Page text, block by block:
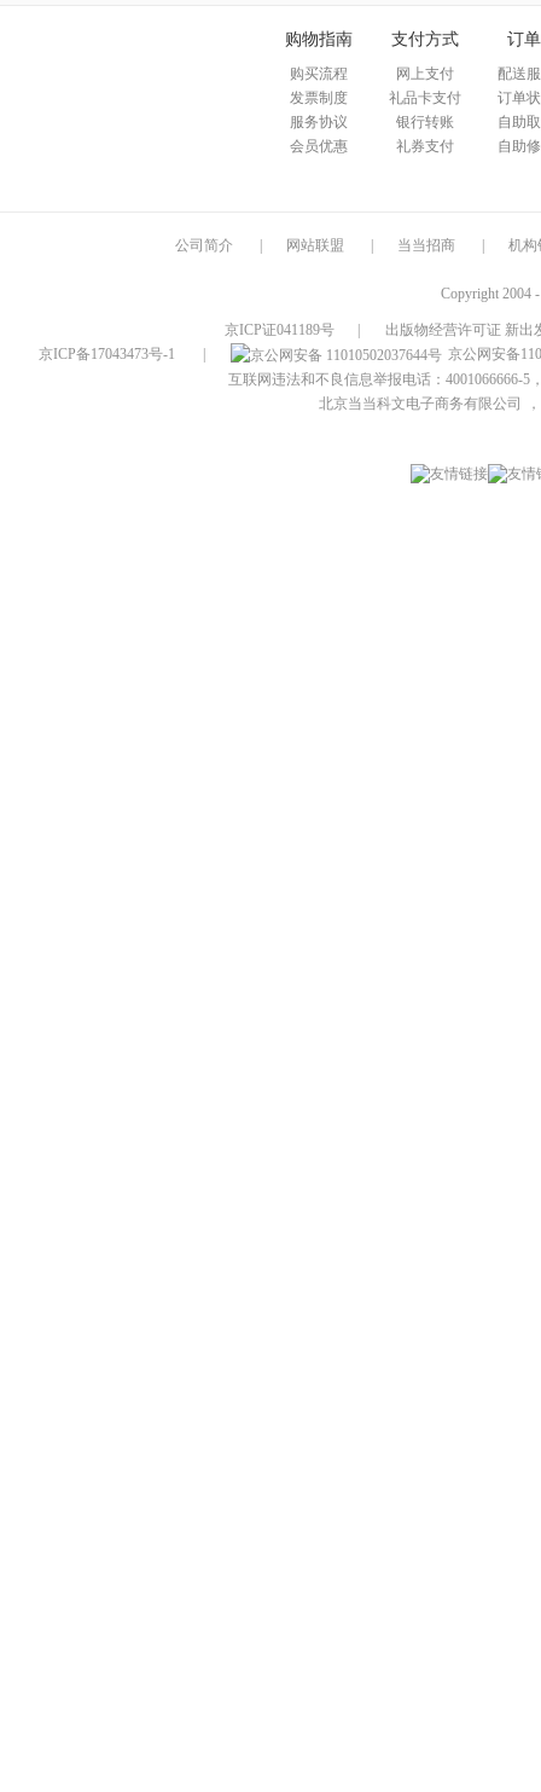
购物指南
购买流程
发票制度
服务协议
会员优惠
支付方式
网上支付
礼品卡支付
银行转账
礼券支付
订
配送
订单
自助
自助
公司简介 网站联盟 当当招商 机构
Copyright 2004
京ICP证041189号
出版物经营许可证 新出
京ICP备17043473号-1
京公网安备
互联网违法和不良信息举报电话：4001066666-5
北京当当科文电子商务有限公司